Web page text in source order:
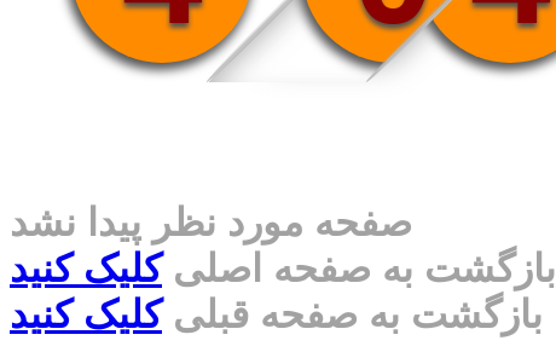
صفحه مورد نظر پیدا نشد
بازگشت به صفحه اصلیکلیک کنید
بازگشت به صفحه قبلیکلیک کنید